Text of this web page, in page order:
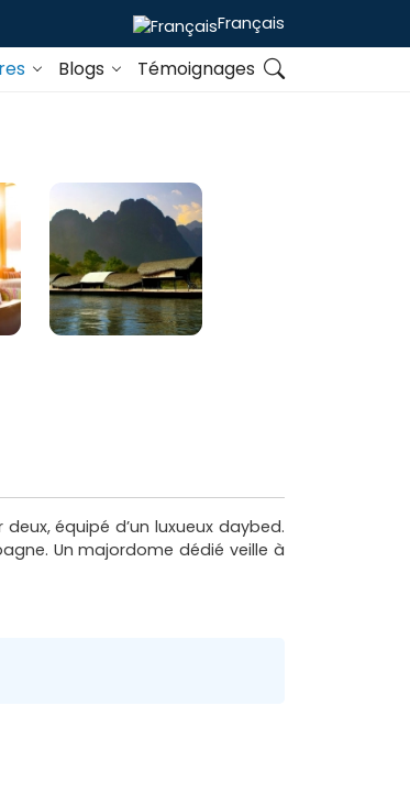
Français
Blogs Témoignages
équipé d’un luxueux daybed.
Un majordome dédié veille à